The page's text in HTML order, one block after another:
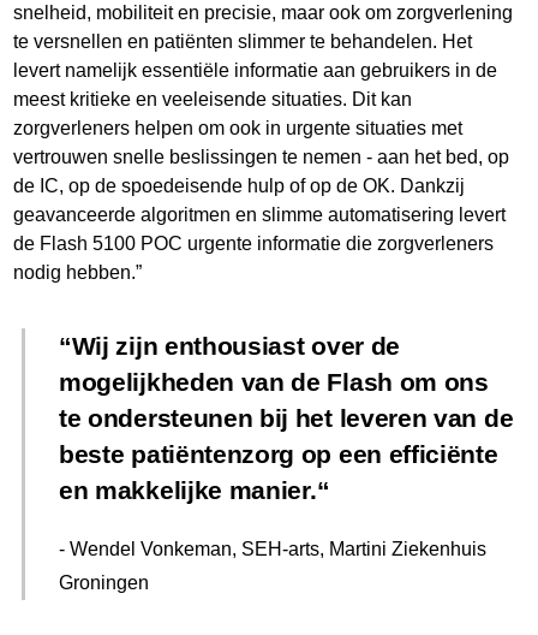
snelheid, mobiliteit en precisie, maar ook om zorgverlening
te versnellen en patiënten slimmer te behandelen. Het
levert namelijk essentiële informatie aan gebruikers in de
meest kritieke en veeleisende situaties. Dit kan
zorgverleners helpen om ook in urgente situaties met
vertrouwen snelle beslissingen te nemen - aan het bed, op
de IC, op de spoedeisende hulp of op de OK. Dankzij
geavanceerde algoritmen en slimme automatisering levert
de Flash 5100 POC urgente informatie die zorgverleners
nodig hebben.”
Wij zijn enthousiast over de
mogelijkheden van de Flash om ons
te ondersteunen bij het leveren van de
beste patiëntenzorg op een efficiënte
en makkelijke manier.
- Wendel Vonkeman, SEH-arts, Martini Ziekenhuis
Groningen